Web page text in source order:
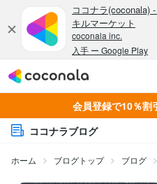
会員登録で10％割
ココナラブログ
ホーム ブログトップ ブログ